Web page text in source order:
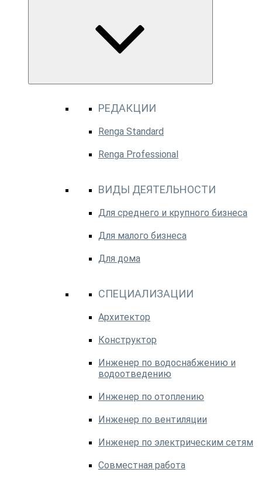
РЕДАКЦИИ
Renga Standard
Renga Professional
ВИДЫ ДЕЯТЕЛЬНОСТИ
Для среднего и крупного бизнеса
Для малого бизнеса
Для дома
СПЕЦИАЛИЗАЦИИ
Архитектор
Конструктор
Инженер по водоснабжению и
водоотведению
Инженер по отоплению
Инженер по вентиляции
Инженер по электрическим сетям
Совместная работа